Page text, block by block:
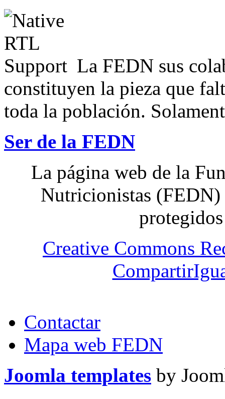
La FEDN sus
constituyen la pieza que
toda la población.
Ser de la FEDN
La página web de la
Nutricionistas (FEDN)
Creative Commons
Contactar
Mapa web FEDN
Joomla templates by